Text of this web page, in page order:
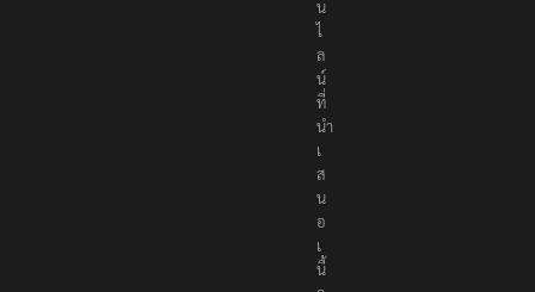
น
ไ
ล
น์
ที่
นำ
เ
ส
น
อ
เ
นื้